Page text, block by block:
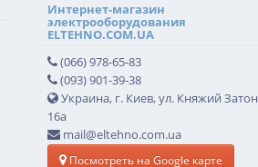
Интернет-магазин
электрооборудования
ELTEHNO.COM.UA
(066) 978-65-83
(093) 901-39-38
Украина, г. Киев, ул. Княжий Затон
16а
mail@eltehno.com.ua
Посмотреть на Google карте